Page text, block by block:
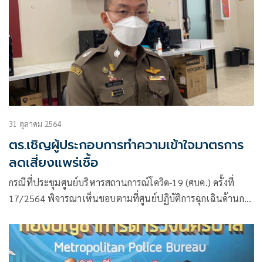
31 ตุลาคม 2564
ตร.เชิญผู้ประกอบการทำความเข้าใจมาตรการ
ลดเสี่ยงแพร่เชื้อ
กรณีที่ประชุมศูนย์บริหารสถานการณ์โควิด-19 (ศบค.) ครั้งที่
17/2564 พิจารณาเห็นชอบตามที่ศูนย์ปฏิบัติการฉุกเฉินด้านการ